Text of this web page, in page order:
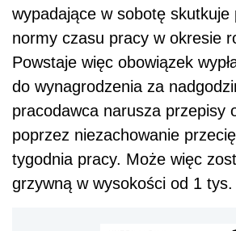
wypadające w sobotę skutkuje
normy czasu pracy w okresie
Powstaje więc obowiązek
do wynagrodzenia za
pracodawca narusza przepisy
poprzez niezachowanie
tygodnia pracy. Może więc
grzywną w wysokości od 1 tys.